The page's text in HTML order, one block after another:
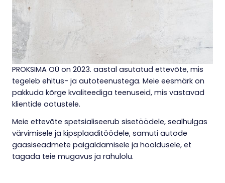
PROKSIMA OÜ on 2023. aastal asutatud ettevõte, mis
tegeleb ehitus- ja autoteenustega. Meie eesmärk on
pakkuda kõrge kvaliteediga teenuseid, mis vastavad
klientide ootustele.
Meie ettevõte spetsialiseerub sisetöödele, sealhulgas
värvimisele ja kipsplaaditöödele, samuti autode
gaasiseadmete paigaldamisele ja hooldusele, et
tagada teie mugavus ja rahulolu.